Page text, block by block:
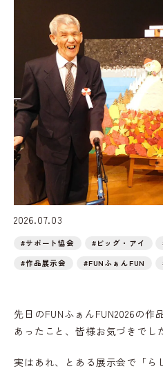
2026.07.03
#サポート協会 #ビッグ・アイ
#作品展示会
#FUNふぁんFUN
先日のFUNふぁんFUN2026の作
あったこと、皆様お気づきでし
実はあれ、とある展示会で「ら